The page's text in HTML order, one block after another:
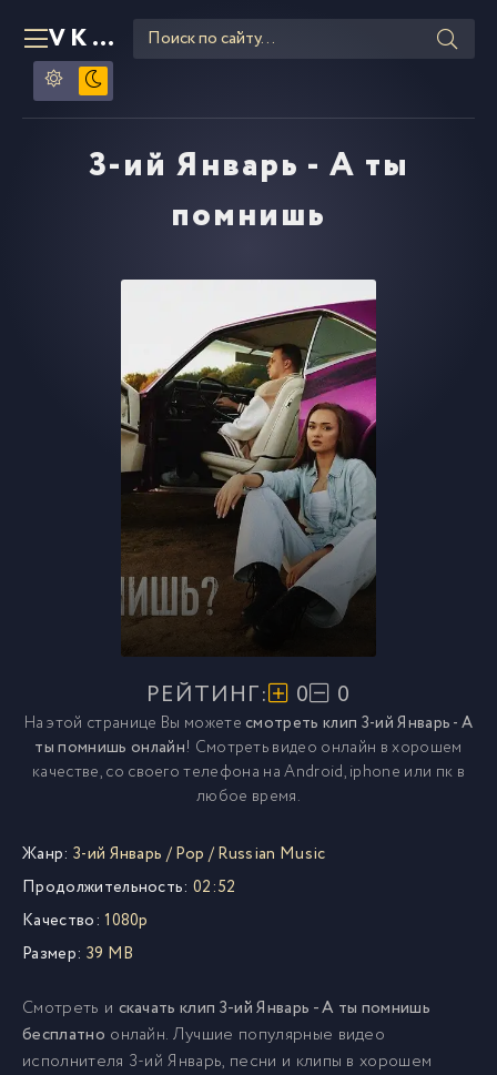
VKLIPE RU
3-ий Январь - А ты
помнишь
РЕЙТИНГ: 0 0
На этой странице Вы можетесмотреть клип 3-ий Январь - А
ты помнишь онлайн! Смотреть видео онлайн в хорошем
качестве, со своего телефона на Android, iphone или пк в
любое время.
Жанр: 3-ий Январь /Pop /Russian Music
Продолжительность: 02:52
Качество: 1080p
Размер: 39 MB
Смотреть и скачать клип 3-ий Январь - А ты помнишь
бесплатно онлайн. Лучшие популярные видео
исполнителя 3-ий Январь, песни и клипы в хорошем